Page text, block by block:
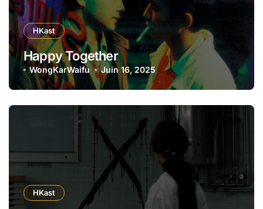
HKast
Happy Together
WongKarWaifu Juin 16, 2025
HKast